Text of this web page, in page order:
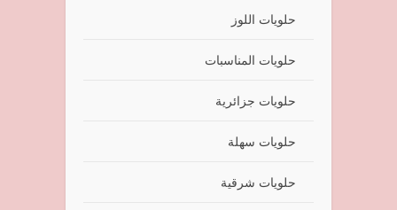
حلويات اللوز
حلويات المناسبات
حلويات جزائرية
حلويات سهلة
حلويات شرقية